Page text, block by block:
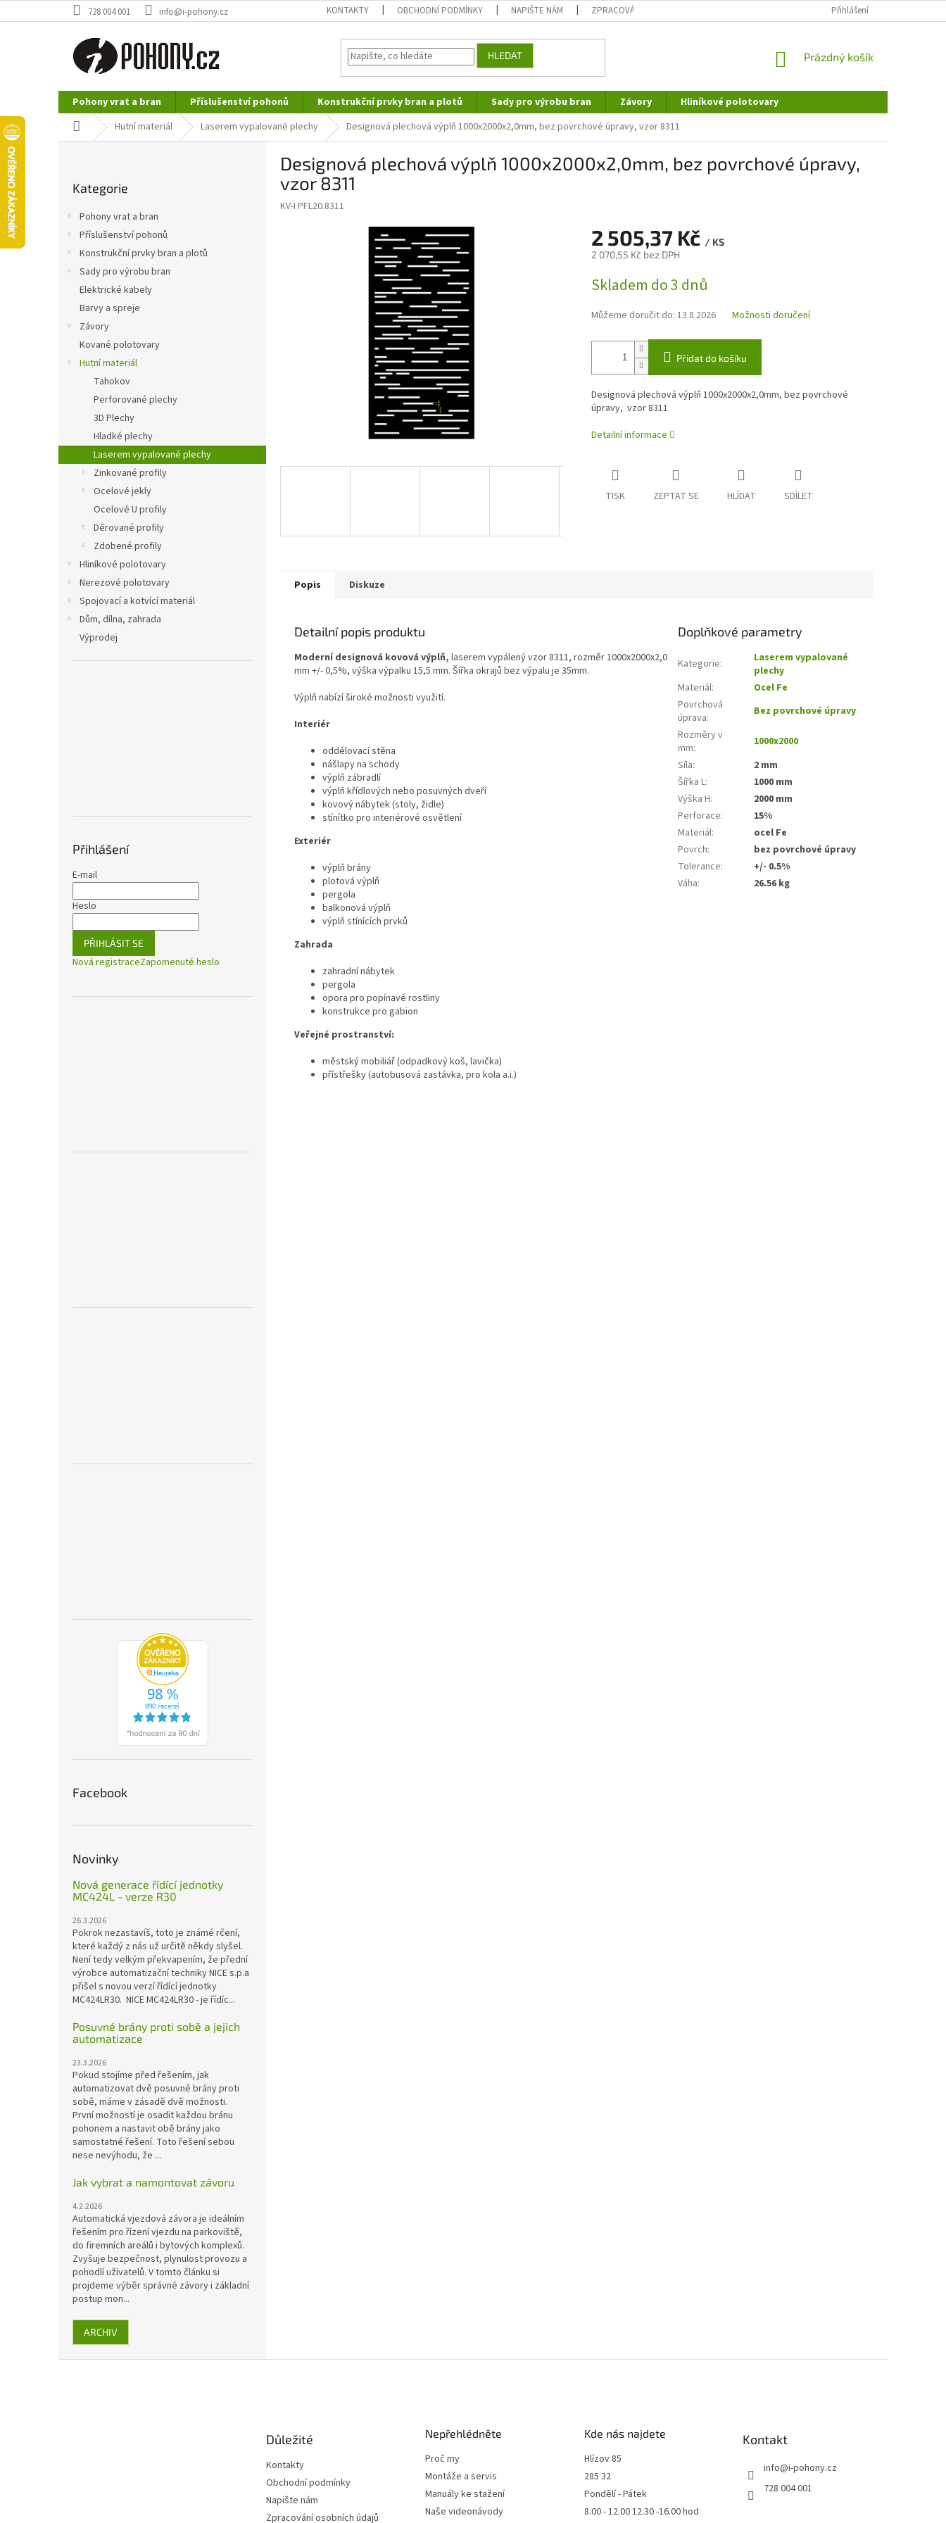
na
728 004 001 info@i-pohony.cz KONTAKTY OBCHODNÍ PODMÍNKY NAPIŠTE NÁM ZPRACOVÁNÍ OSOBNÍCH ÚDAJŮ REKLAMAČNÍ ŘÁD
Přihlášení
HLEDAT
NÁKUPNÍ
Prázdný košík
Pohony vrat a bran Příslušenství pohonů Konstrukční prvky bran a plotů Sady pro výrobu bran Závory
Hliníkové polotovary
Nerezové polotovary
Hutní materiál
Domů Hutní materiál Laserem vypalované plechy Designová plechová výplň 1000x2000x2,0mm, bez povrchové úpravy, vzor 8311
kategorie
Kategorie
Pohony vrat a bran
Příslušenství pohonů
Konstrukční prvky bran a plotů
Sady pro výrobu bran
Elektrické kabely
Barvy a spreje
Závory
Kované polotovary
Hutní materiál
Tahokov
Perforované plechy
3D Plechy
Hladké plechy
Laserem vypalované plechy
Zinkované profily
Ocelové jekly
Ocelové U profily
Děrované profily
Zdobené profily
Hliníkové polotovary
Nerezové polotovary
Spojovací a kotvící materiál
Dům, dílna, zahrada
Výprodej
Přihlášení
E-mail
Heslo
PŘIHLÁSIT SE
Nová registraceZapomenuté heslo
Facebook
Novinky
Nová generace řídící jednotky
MC424L - verze R30
26.3.2026
Pokrok nezastavíš, toto je známé rčení,
které každý z nás už určitě někdy slyšel.
Není tedy velkým překvapením, že přední
výrobce automatizační techniky NICE s.p.a
přišel s novou verzí řídící jednotky
MC424LR30. NICE MC424LR30 - je řídíc...
Posuvné brány proti sobě a jejich
automatizace
23.3.2026
Pokud stojíme před řešením, jak
automatizovat dvě posuvné brány proti
sobě, máme v zásadě dvě možnosti.
První možností je osadit každou bránu
pohonem a nastavit obě brány jako
samostatné řešení. Toto řešení sebou
nese nevýhodu, že ...
Jak vybrat a namontovat závoru
4.2.2026
Automatická vjezdová závora je ideálním
řešením pro řízení vjezdu na parkoviště,
do firemních areálů i bytových komplexů.
Zvyšuje bezpečnost, plynulost provozu a
pohodlí uživatelů. V tomto článku si
projdeme výběr správné závory i základní
postup mon...
ARCHIV
Designová plechová výplň 1000x2000x2,0mm, bez povrchové úpravy,
vzor 8311
KV-I PFL20.8311
2 505,37 Kč / KS
2 070,55 Kč bez DPH
cena:
Skladem do 3 dnů
Můžeme doručit do: 13.8.2026 Možnosti doručení
Přidat do košíku
Designová plechová výplň 1000x2000x2,0mm, bez povrchové
úpravy, vzor 8311
Detailní informace
TISK ZEPTAT SE HLÍDAT SDÍLET
Popis Diskuze
Detailní popis produktu
Moderní designová kovová výplň, laserem vypálený vzor 8311, rozměr 1000x2000x2,0
mm +/- 0,5%, výška výpalku 15,5 mm. Šířka okrajů bez výpalu je 35mm.
Výplň nabízí široké možnosti využití.
Interiér
oddělovací stěna
nášlapy na schody
výplň zábradlí
výplň křídlových nebo posuvných dveří
kovový nábytek (stoly, židle)
stínítko pro interiérové osvětlení
Exteriér
výplň brány
plotová výplň
pergola
balkonová výplň
výplň stínících prvků
Zahrada
zahradní nábytek
pergola
opora pro popínavé rostliny
konstrukce pro gabion
Veřejné prostranství:
městský mobiliář (odpadkový koš, lavička)
přístřešky (autobusová zastávka, pro kola a.i.)
Doplňkové parametry
Kategorie:
Laserem vypalované
plechy
Materiál:
Ocel Fe
Povrchová
úprava:
Bez povrchové úpravy
Rozměry v
mm:
1000x2000
Síla:
2 mm
Šířka L:
1000 mm
Výška H:
2000 mm
Perforace:
15%
Materiál:
ocel Fe
Povrch:
bez povrchové úpravy
Tolerance:
+/- 0.5%
Váha: 26.56 kg
Důležité
Kontakty
Obchodní podmínky
Napište nám
Zpracování osobních údajů
Nepřehlédněte
Proč my
Montáže a servis
Manuály ke stažení
Naše videonávody
Kde nás najdete
Hlízov 85
285 32
Pondělí - Pátek
8.00 - 12.00 12.30 -16.00 hod
Kontakt
info@i-pohony.cz
728 004 001